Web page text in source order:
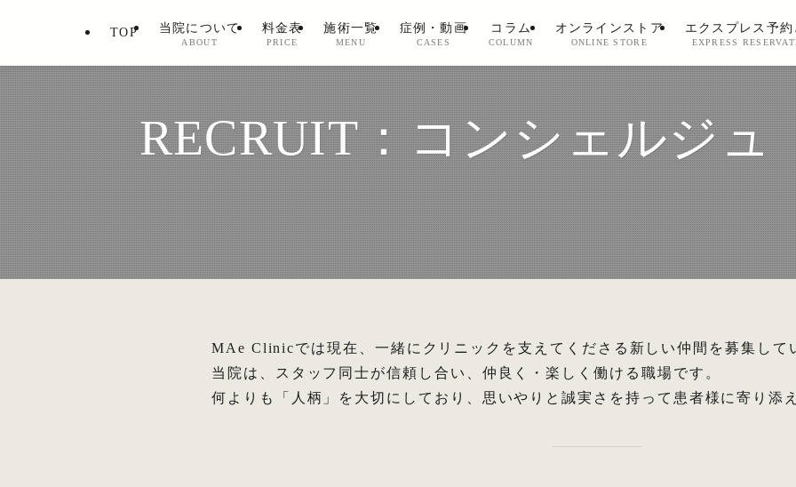
TOP 当院について
ABOUT
料金表
PRICE
施術一覧
MENU
症例・動画
CASES
コラム
COLUMN
オンラインストア
ONLINE STORE
エクスプレス予
EXPRESS
RECRUIT：コンシェルジュ
MAe Clinicでは現在、一緒にクリニックを支えてくださる新しい仲間を募集して
当院は、スタッフ同士が信頼し合い、仲良く・楽しく働ける職場です。
何よりも「人柄」を大切にしており、思いやりと誠実さを持って患者様に寄り添